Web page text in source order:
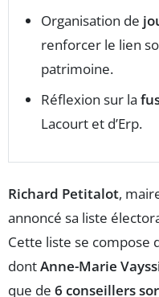
Organisation de
renforcer le lien
patrimoine.
Réflexion sur la
Lacourt et d’Erp.
Richard Petitalot,
annoncé sa liste
Cette liste se compose
dontAnne-Marie
que de 6 conseillers